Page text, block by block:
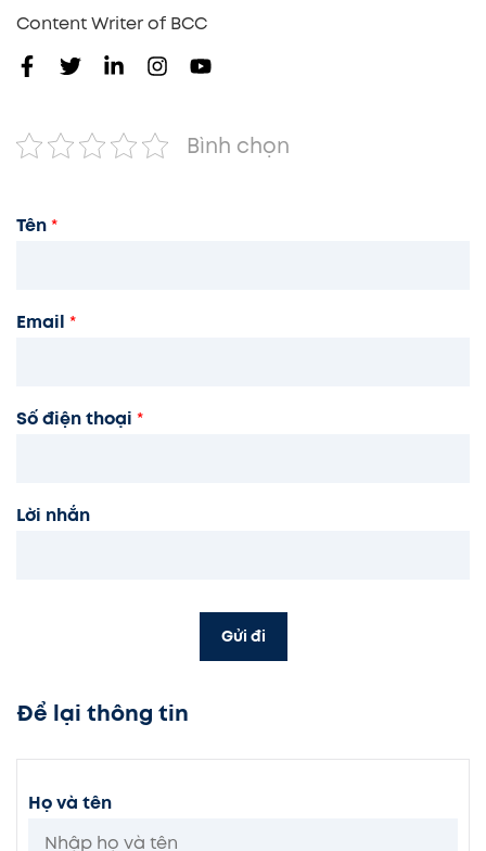
Content Writer of BCC
Bình chọn
Tên*
Email *
Số điện thoại *
Lời nhắn
Gửi đi
Để lại thông tin
Họ và tên